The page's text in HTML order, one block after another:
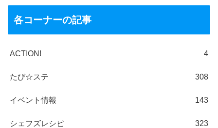
各コーナーの記事
ACTION! 4
たび☆ステ 308
イベント情報 143
シェフズレシピ 323